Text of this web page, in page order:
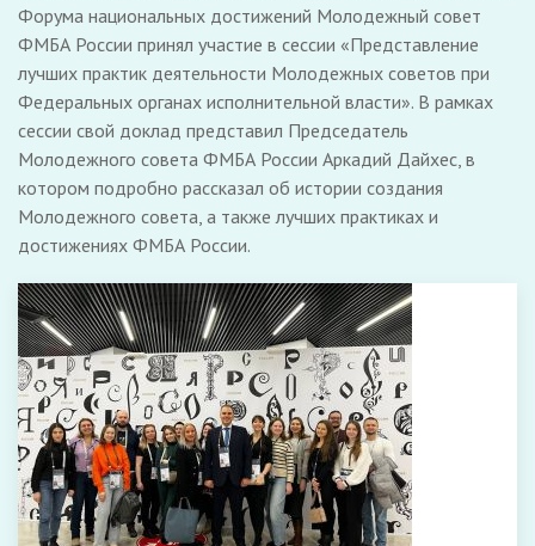
Форума национальных достижений Молодежный совет
ФМБА России принял участие в сессии «Представление
лучших практик деятельности Молодежных советов при
Федеральных органах исполнительной власти». В рамках
сессии свой доклад представил Председатель
Молодежного совета ФМБА России Аркадий Дайхес, в
котором подробно рассказал об истории создания
Молодежного совета, а также лучших практиках и
достижениях ФМБА России.